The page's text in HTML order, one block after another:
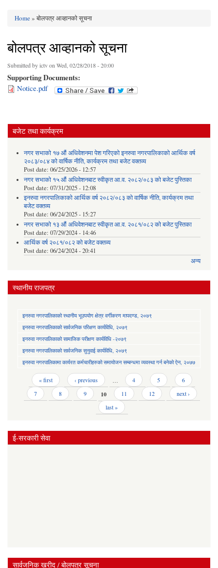
You are here
Home» बोलपत्र आव्हानको सूचना
बोलपत्र आव्हानको सूचना
Submitted byictvon Wed, 02/28/2018 - 20:00
Supporting Documents:
Notice.pdf
बजेट तथा कार्यक्रम
नगर सभाको १७ औं अधिवेशनमा पेश गरिएको इनरुवा नगरपालिकाको आर्थिक वर्ष
२०८३/०८४ को वार्षिक नीति, कार्यक्रम तथा बजेट वक्तव्य
Post date: 06/25/2026 - 12:57
नगर सभाको १५ औं अधिवेशनबाट स्वीकृत आ.व. २०८२/०८३ को बजेट पुस्तिका
Post date: 07/31/2025 - 12:08
इनरुवा नगरपालिकाको आर्थिक वर्ष २०८२/०८३ को वार्षिक नीति, कार्यक्रम तथा
बजेट वक्तव्य
Post date: 06/24/2025 - 15:27
नगर सभाको १३ औं अधिवेशनबाट स्वीकृत आ.व. २०८१/०८२ को बजेट पुस्तिका
Post date: 07/29/2024 - 14:46
आर्थिक वर्ष २०८१/०८२ को बजेट वक्तव्य
Post date: 06/24/2024 - 20:41
अन्य
स्थानीय राजपत्र
इनरुवा नगरपालिकाको स्थानीय भूउपयोग क्षेत्र वर्गीकरण मापदण्ड, २०७९
इनरुवा नगरपालिकाको सार्वजनिक परिक्षण कार्यविधि, २०७९
इनरुवा नगरपालिकाको सामाजिक परीक्षण कार्यविधि -२०७९
इनरुवा नगरपालिकाको सार्वजनिक सुनुवाई कार्यविधि, २०७९
इनरुवा नगरपालिकामा कार्यरत कर्मचारीहरुको समायोजन सम्बन्धमा व्यवस्था गर्न बनेको ऐन, २०७७
Pages « first ‹ previous … 4 5
6
7
8 9 10 11 12
next ›
last »
ई-सरकारी सेवा
सार्वजनिक खरीद / बोलपत्र सूचना